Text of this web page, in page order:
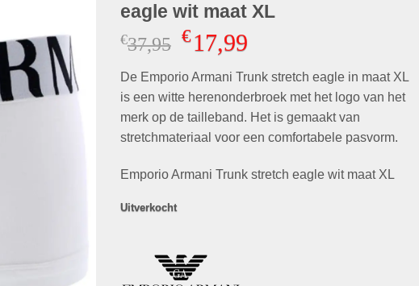
eagle wit maat XL
€37,95 Oorspronkelijke
was:
€37,95.
€17,99Huidige
is:
€17,99.
De Emporio Armani Trunk stretch eagle in maat XL
is een witte herenonderbroek met het logo van het
merk op de tailleband. Het is gemaakt van
stretchmateriaal voor een comfortabele pasvorm.
Emporio Armani Trunk stretch eagle wit maat XL
Uitverkocht